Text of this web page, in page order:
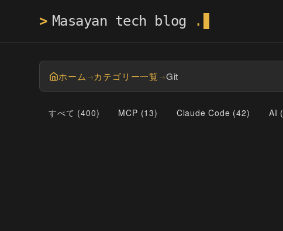
> Mas
ホーム →カテゴリー一覧→Git
すべて (400) MCP (13) Claude Code (42) AI (